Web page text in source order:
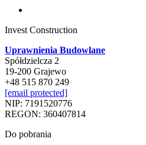
Invest Construction
Uprawnienia Budowlane
Spółdzielcza 2
19-200 Grajewo
+48 515 870 249
[email protected]
NIP: 7191520776
REGON: 360407814
Do pobrania